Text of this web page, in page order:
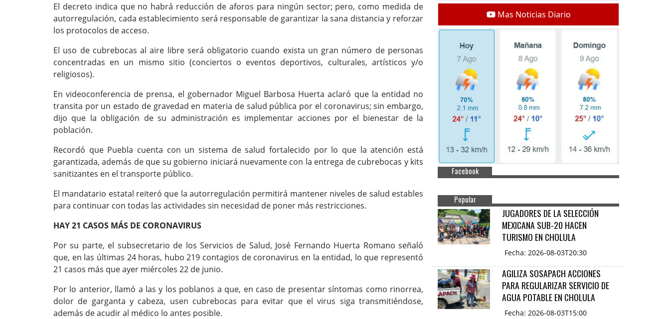
El decreto indica que no habrá reducción de aforos para ningún sector; pero, como medida de
autorregulación, cada establecimiento será responsable de garantizar la sana distancia y reforzar
los protocolos de acceso.
El uso de cubrebocas al aire libre será obligatorio cuando exista un gran número de personas
concentradas en un mismo sitio (conciertos o eventos deportivos, culturales, artísticos y/o
religiosos).
En videoconferencia de prensa, el gobernador Miguel Barbosa Huerta aclaró que la entidad no
transita por un estado de gravedad en materia de salud pública por el coronavirus; sin embargo,
dijo que la obligación de su administración es implementar acciones por el bienestar de la
población.
Recordó que Puebla cuenta con un sistema de salud fortalecido por lo que la atención está
garantizada, además de que su gobierno iniciará nuevamente con la entrega de cubrebocas y kits
sanitizantes en el transporte público.
El mandatario estatal reiteró que la autorregulación permitirá mantener niveles de salud estables
para continuar con todas las actividades sin necesidad de poner más restricciones.
HAY 21 CASOS MÁS DE CORONAVIRUS
Por su parte, el subsecretario de los Servicios de Salud, José Fernando Huerta Romano señaló
que, en las últimas 24 horas, hubo 219 contagios de coronavirus en la entidad, lo que representó
21 casos más que ayer miércoles 22 de junio.
Por lo anterior, llamó a las y los poblanos a que, en caso de presentar síntomas como rinorrea,
dolor de garganta y cabeza, usen cubrebocas para evitar que el virus siga transmitiéndose,
además de acudir al médico lo antes posible.
Mas Noticias Diario
Facebook
Popular
JUGADORES DE LA SELECCIÓN
MEXICANA SUB-20 HACEN
TURISMO EN CHOLULA
Fecha: 2026-08-03T20:30
AGILIZA SOSAPACH ACCIONES
PARA REGULARIZAR SERVICIO DE
AGUA POTABLE EN CHOLULA
Fecha: 2026-08-03T15:00